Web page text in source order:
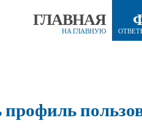
ГЛАВНАЯ
НА ГЛАВНУЮ
профиль